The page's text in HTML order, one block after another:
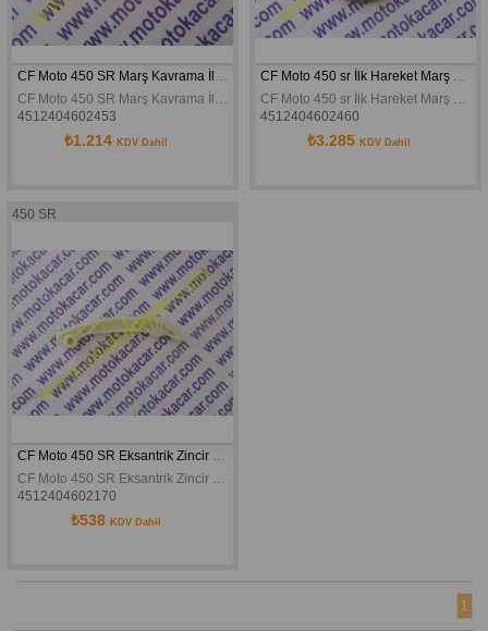
CF Moto 450 SR Marş Kavrama İlk Hareket Debriyajı Orijinal
CF Moto 450 SR Marş Kavrama İlk Hareket Debriyajı Orijinal
4512404602453
₺1.214 KDV Dahil
CF Moto 450 sr İlk Hareket Marş Kavrama Dişlisi Orijinal
CF Moto 450 sr İlk Hareket Marş Kavrama Dişlisi Orijinal
4512404602460
₺3.285 KDV Dahil
450 SR
CF Moto 450 SR Eksantrik Zincir Gegisi Üst Orijinal
CF Moto 450 SR Eksantrik Zincir Gegisi Üst Orijinal
4512404602170
₺538 KDV Dahil
1